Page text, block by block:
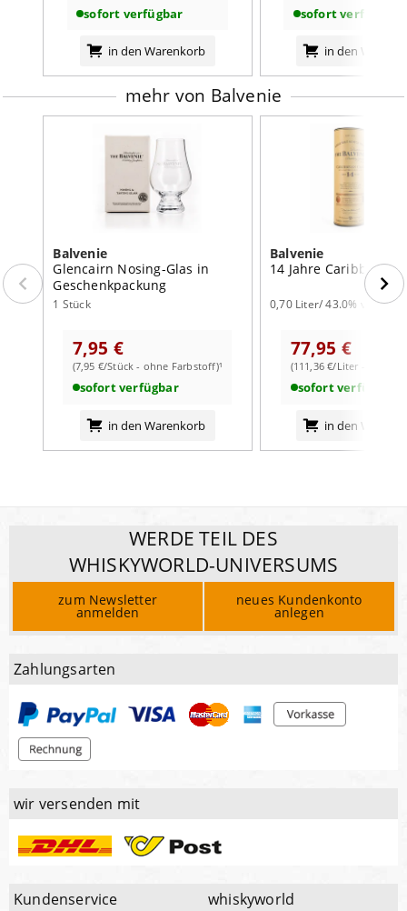
weiterlesen auf der Markenseite von Balvenie
sofort verfügbar
in den Warenkorb
sofort verfügbar
in den
mehr von Balvenie
Balvenie
Glencairn Nosing-Glas in
Geschenkpackung
1 Stück
7,95 €
(7,95 €/Stück - ohne Farbstoff)¹
sofort verfügbar
in den Warenkorb
Balvenie
14 Jahre Caribbean
0,70 Liter/ 43.0% vol
77,95 €
(111,36 €/Liter - mit
sofort verfügbar
in den
WERDE TEIL DES
WHISKYWORLD-UNIVERSUMS
zum Newsletter
anmelden
neues Kundenkonto
anlegen
Zahlungsarten
wir versenden mit
Kundenservice whiskyworld